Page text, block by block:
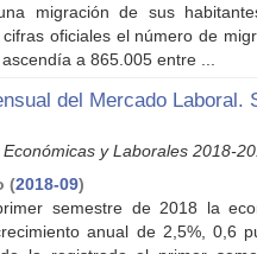
migración de sus
oficiales el número de
a 865.005 entre ...
del Mercado Laboral.
y Laborales 2018-
(2018-09)
semestre de 2018 la
anual de 2,5%, 0,6